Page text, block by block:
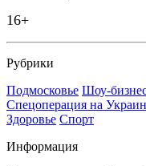
16+
Рубрики
Подмосковье Шоу-
Спецоперация на
Здоровье Спорт
Информация